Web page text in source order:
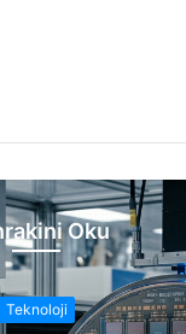
Oku
Teknoloji